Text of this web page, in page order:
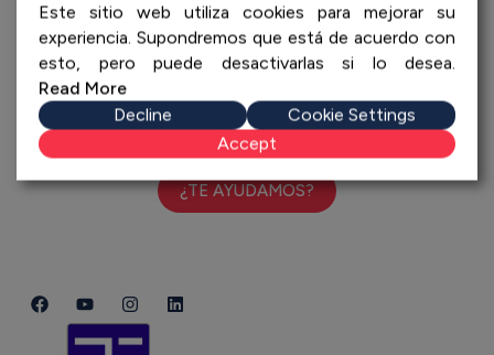
Contacto
Teléfono:
+34 673 664 109
E-mail:info@topspaintours.com
¿TE AYUDAMOS?
Este sitio web utiliza cookies para mejorar su
experiencia. Supondremos que está de acuerdo con
esto, pero puede desactivarlas si lo desea.
Read More
Decline
Cookie Settings
Accept